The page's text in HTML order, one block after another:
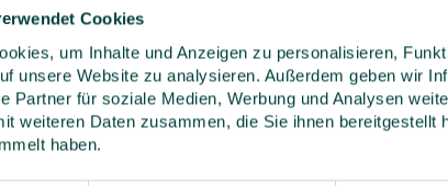
Cookies
um Inhalte und Anzeigen zu personalisieren,
unsere Website zu analysieren. Außerdem geben wir
Partner für soziale Medien, Werbung und Analysen
weiteren Daten zusammen, die Sie ihnen bereitgestellt
haben.
Gesundheit und Umweltschutz bei der Arbeit
einem Punkt im Bereich Arbeitsschutz, drei
einem Punkt im Bereich
Umweltschutz bewertet.